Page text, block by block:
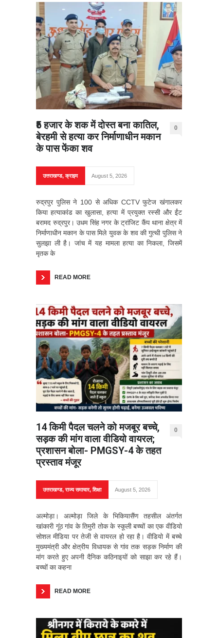
₹5 हजार के शक में दोस्त बना कातिल,
बेरहमी से हत्या कर निर्माणाधीन मकान
के पास फेंका शव
0
उत्तराखण्ड,क्राइम August 5, 2026
रुद्रपुर पुलिस ने 100 से अधिक CCTV फुटेज खंगालकर
किया हत्याकांड का खुलासा, हत्या में प्रयुक्त रस्सी और ईंट
बरामद रुद्रपुर। उधम सिंह नगर के ट्रांजिट कैंप थाना क्षेत्र में
निर्माणाधीन मकान के पास मिले युवक के शव की गुत्थी पुलिस ने
सुलझा ली है। जांच में यह मामला हत्या का निकला, जिसमें
मृतक के
READ MORE
14 किमी पैदल चलने को मजबूर बच्चे,
सड़क की मांग वाला वीडियो वायरल;
प्रशासन बोला- PMGSY-4 के तहत
प्रस्ताव मंजूर
0
उत्तराखण्ड,राज्य समाचार,शिक्षा August 5, 2026
अल्मोड़ा। अल्मोड़ा जिले के भिकियासैंण तहसील अंतर्गत
खांकारी गूंठ गांव के तिमुरी तोक के स्कूली बच्चों का एक वीडियो
सोशल मीडिया पर तेजी से वायरल हो रहा है। वीडियो में बच्चे
मुख्यमंत्री और क्षेत्रीय विधायक से गांव तक सड़क निर्माण की
मांग करते हुए अपनी दैनिक कठिनाइयों को साझा कर रहे हैं।
बच्चों का कहना
READ MORE